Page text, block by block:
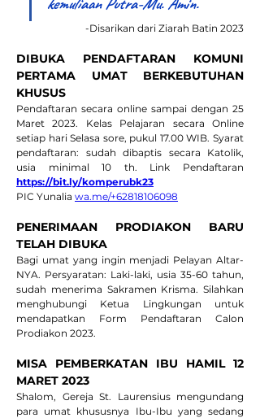
-Disarikan dari Ziarah Batin 2023
DIBUKA PENDAFTARAN KOMUNI
PERTAMA UMAT BERKEBUTUHAN
KHUSUS
Pendaftaran secara online sampai dengan 25
Maret 2023. Kelas Pelajaran secara Online
setiap hari Selasa sore, pukul 17.00 WIB. Syarat
pendaftaran: sudah dibaptis secara Katolik,
https://bit.ly/komperubk23
PIC Yunalia wa.me/+62818106098
PENERIMAAN PRODIAKON BARU
TELAH DIBUKA
Bagi umat yang ingin menjadi Pelayan Altar-
NYA. Persyaratan: Laki-laki, usia 35-60 tahun,
sudah menerima Sakramen Krisma. Silahkan
menghubungi Ketua Lingkungan untuk
mendapatkan Form Pendaftaran Calon
Prodiakon 2023.
MISA PEMBERKATAN IBU HAMIL 12
MARET 2023
Shalom, Gereja St. Laurensius mengundang
para umat khususnya Ibu-Ibu yang sedang